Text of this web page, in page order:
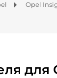
Opel
для